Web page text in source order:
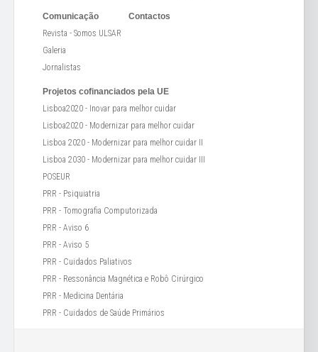
Comunicação
Revista - Somos ULSAR
Galeria
Jornalistas
Contactos
Projetos cofinanciados pela UE
Lisboa2020 - Inovar para melhor cuidar
Lisboa2020 - Modernizar para melhor cuidar
Lisboa 2020 - Modernizar para melhor cuidar II
Lisboa 2030 - Modernizar para melhor cuidar III
POSEUR
PRR - Psiquiatria
PRR - Tomografia Computorizada
PRR - Aviso 6
PRR - Aviso 5
PRR - Cuidados Paliativos
PRR - Ressonância Magnética e Robô Cirúrgico
PRR - Medicina Dentária
PRR - Cuidados de Saúde Primários